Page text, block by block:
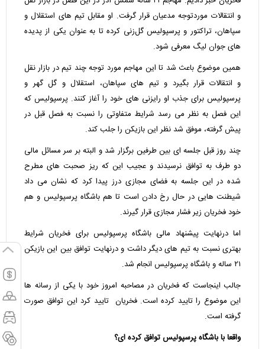
و انتقالات موردتوجه مدعیان قرار گرفت. او مقابل تیم های استقلال و
سپاهان، تراکتور و پرسپولیس گل‌زنی کرده تا به عنوان یکی از پدیده
های جوان لیگ معرفی شود.
همین موضوع باعث شد تا این مهاجم مورد توجه چند تیم در بازار نقل
و انتقالات قرار بگیرد و تیم های سپاهان، استقلال و گل گهر و
پرسپولیس برای جذب او رایزنی های خود را آغاز کنند. پرسپولیس که
این فصل به نظر می رسد شرایط متفاوتی را نسبت به فصل قبل در
پیش گرفته، موفق شد نظر این بازیکن را جلب کند.
چند روز قبل جلسه ای بین طرفین برگزار شد و البته بر سر مسائل مالی
دو طرف به توافق نرسیدند و عجیب این که ریز صحبت های مطرح
شده در این جلسه به فضای مجازی درز پیدا کرد که نشان می داد
شیطنت هایی در حال رخ دادن است تا هم باشگاه پرسپولیس و هم
خود فخریان زیر فشار مجازی قرار گیرند.
اما درنهایت پیشنهاد مالی باشگاه پرسپولیس برای فخریان شرایط
بهتری نسبت به تیم های دیگر داشت و درنهایت توافق بین این بازیکن
۲۱ ساله و باشگاه پرسپولیس انجام شد.
جالب اینجاست که فخریان در مصاحبه امروز خود با یکی از رسانه ها
این موضوع را تایید کرده است. فخریان تایید کرد این توافق صورت
گرفته است.
واقعا با باشگاه پرسپولیس توافق کرده ای؟